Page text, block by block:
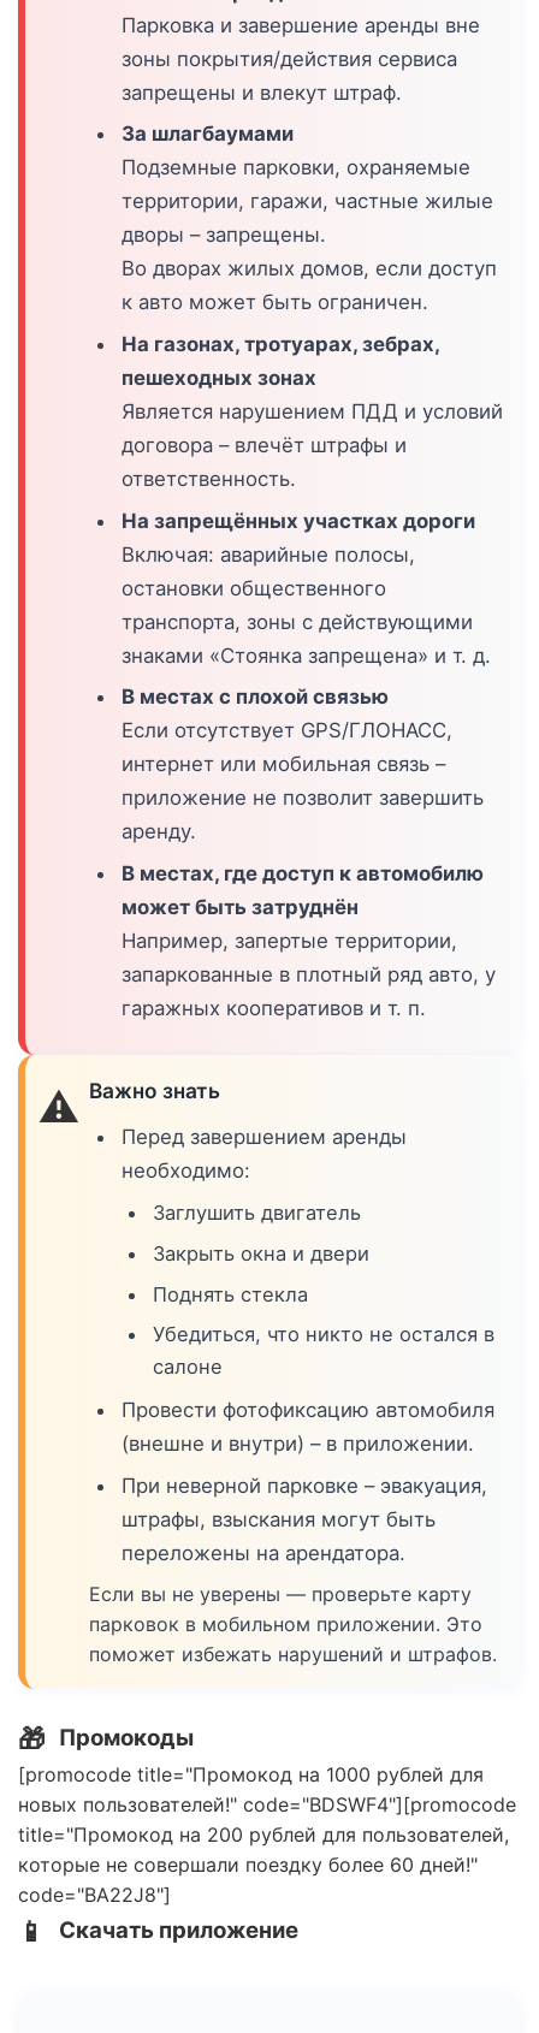
Парковка и завершение аренды вне
зоны покрытия/действия сервиса
запрещены и влекут штраф.
За шлагбаумами
Подземные парковки, охраняемые
территории, гаражи, частные жилые
дворы – запрещены.
Во дворах жилых домов, если доступ
к авто может быть ограничен.
На газонах, тротуарах, зебрах,
пешеходных зонах
Является нарушением ПДД и условий
договора – влечёт штрафы и
ответственность.
На запрещённых участках дороги
Включая: аварийные полосы,
остановки общественного
транспорта, зоны с действующими
знаками «Стоянка запрещена» и т. д.
В местах с плохой связью
Если отсутствует GPS/ГЛОНАСС,
интернет или мобильная связь –
приложение не позволит завершить
аренду.
В местах, где доступ к автомобилю
может быть затруднён
Например, запертые территории,
запаркованные в плотный ряд авто, у
гаражных кооперативов и т. п.
⚠️ Важно знать
Перед завершением аренды
необходимо:
Заглушить двигатель
Закрыть окна и двери
Поднять стекла
Убедиться, что никто не остался в
салоне
Провести фотофиксацию автомобиля
(внешне и внутри) – в приложении.
При неверной парковке – эвакуация,
штрафы, взыскания могут быть
переложены на арендатора.
Если вы не уверены — проверьте карту
парковок в мобильном приложении. Это
поможет избежать нарушений и штрафов.
🎁 Промокоды
[promocode title="Промокод на 1000 рублей для
новых пользователей!" code="BDSWF4"][promocode
title="Промокод на 200 рублей для пользователей,
которые не совершали поездку более 60 дней!"
code="BA22J8"]
📱 Скачать приложение